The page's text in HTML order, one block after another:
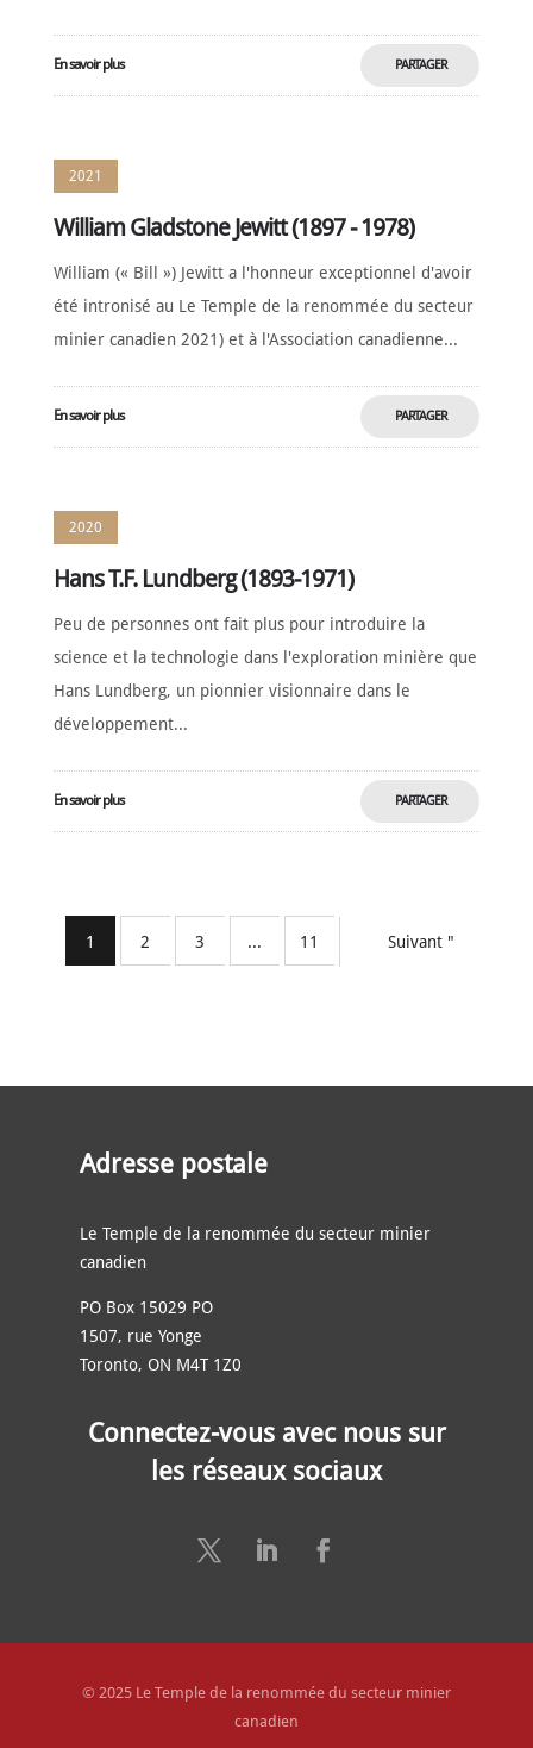
En savoir plus PARTAGER
2021
William Gladstone Jewitt (1897 - 1978)
William (« Bill ») Jewitt a l'honneur exceptionnel d'avoir
été intronisé au Le Temple de la renommée du secteur
minier canadien 2021) et à l'Association canadienne...
En savoir plus PARTAGER
2020
Hans T.F. Lundberg (1893-1971)
Peu de personnes ont fait plus pour introduire la
science et la technologie dans l'exploration minière que
Hans Lundberg, un pionnier visionnaire dans le
développement...
En savoir plus PARTAGER
1 2 3 ... 11 Suivant "
Adresse postale
Le Temple de la renommée du secteur minier
canadien
PO Box 15029 PO
1507, rue Yonge
Toronto, ON M4T 1Z0
Connectez-vous avec nous sur
les réseaux sociaux
© 2025 Le Temple de la renommée du secteur minier
canadien